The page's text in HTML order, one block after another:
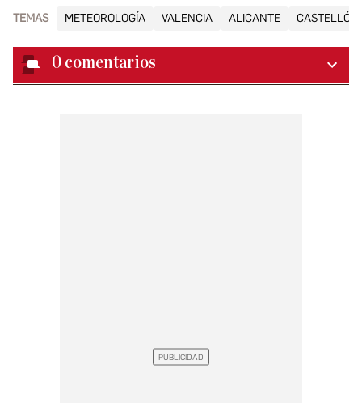
TEMAS METEOROLOGÍA VALENCIA ALICANTE CASTELLÓN
0 comentarios